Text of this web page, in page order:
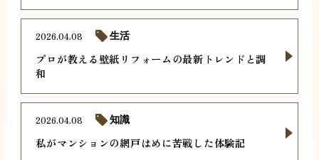
プロが教える壁紙リフォームの最新トレンドと調
和
2026.04.08 生活
私がマンションの網戸はめに苦戦した体験記
2026.04.08 知識